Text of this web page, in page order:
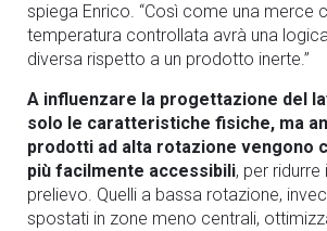
spiega Enrico. “Così come una merce
temperatura controllata avrà una
diversa rispetto a un prodotto inerte.”
A influenzare la progettazione del
solo le caratteristiche fisiche, ma
prodotti ad alta rotazione vengono
più facilmente accessibili, per
prelievo. Quelli a bassa rotazione,
spostati in zone meno centrali,